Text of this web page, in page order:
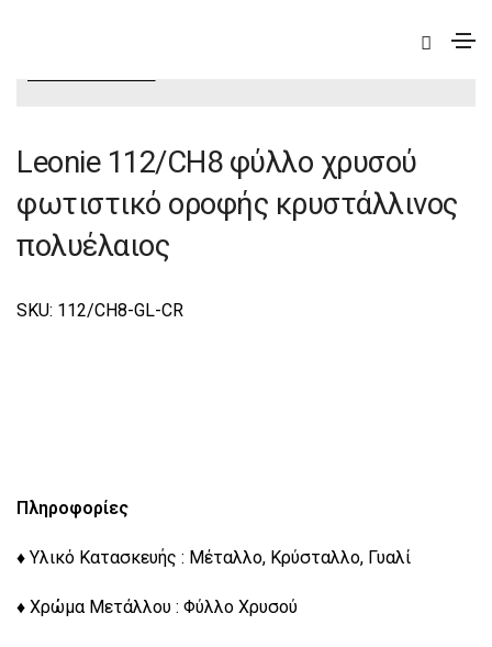
Leonie 112/CH8 φύλλο χρυσού
φωτιστικό οροφής κρυστάλλινος
πολυέλαιος
SKU: 112/CΗ8-GL-CR
Πληροφορίες
♦ Υλικό Κατασκευής : Μέταλλο, Κρύσταλλο, Γυαλί
♦ Χρώμα Μετάλλου : Φύλλο Χρυσού